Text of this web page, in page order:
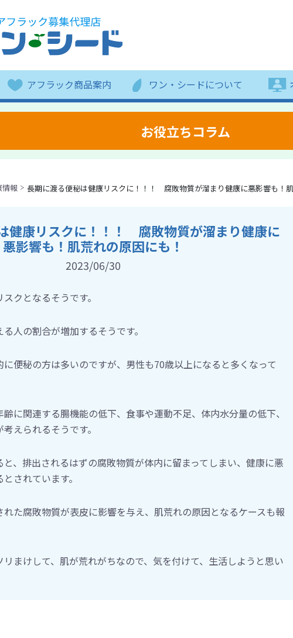
アフラック商品案内 ワン・シードについて
お役立ちコラム
情報 長期に渡る便秘は健康リスクに！！！ 腐敗物質が溜まり健康に悪影響も！
健康リスクに！！！ 腐敗物質が溜まり健康に
悪影響も！肌荒れの原因にも！
2023/06/30
クとなるそうです。
人の割合が増加するそうです。
便秘の方は多いのですが、男性も70歳以上になると多くなって
に関連する腸機能の低下、食事や運動不足、体内水分量の低下、
えられるそうです。
、排出されるはずの腐敗物質が体内に留まってしまい、健康に悪
されています。
た腐敗物質が表皮に影響を与え、肌荒れの原因となるケースも報
まけして、肌が荒れがちなので、気を付けて、生活しようと思い